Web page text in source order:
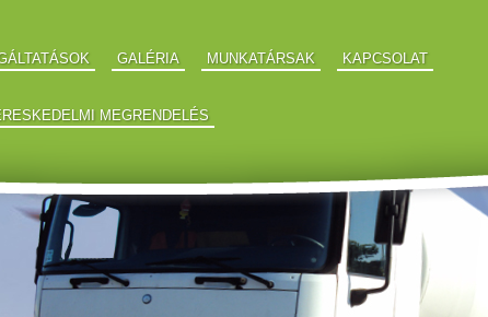
GALÉRIA MUNKATÁRSAK KAPCSOLAT
MEGRENDELÉS